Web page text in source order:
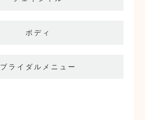
ボディ
ブライダルメニュー